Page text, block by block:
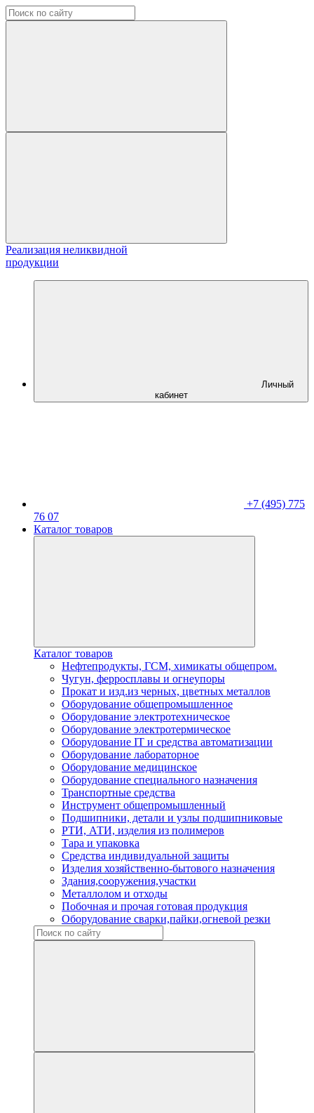
Реализация неликвидной
продукции
Личный
кабинет
+7 (495) 775
76 07
Каталог товаров
Каталог товаров
Нефтепродукты, ГСМ, химикаты общепром.
Чугун, ферросплавы и огнеупоры
Прокат и изд.из черных, цветных металлов
Оборудование общепромышленное
Оборудование электротехническое
Оборудование электротермическое
Оборудование IT и средства автоматизации
Оборудование лабораторное
Оборудование медицинское
Оборудование специального назначения
Транспортные средства
Инструмент общепромышленный
Подшипники, детали и узлы подшипниковые
РТИ, АТИ, изделия из полимеров
Тара и упаковка
Средства индивидуальной защиты
Изделия хозяйственно-бытового назначения
Здания,сооружения,участки
Металлолом и отходы
Побочная и прочая готовая продукция
Оборудование сварки,пайки,огневой резки